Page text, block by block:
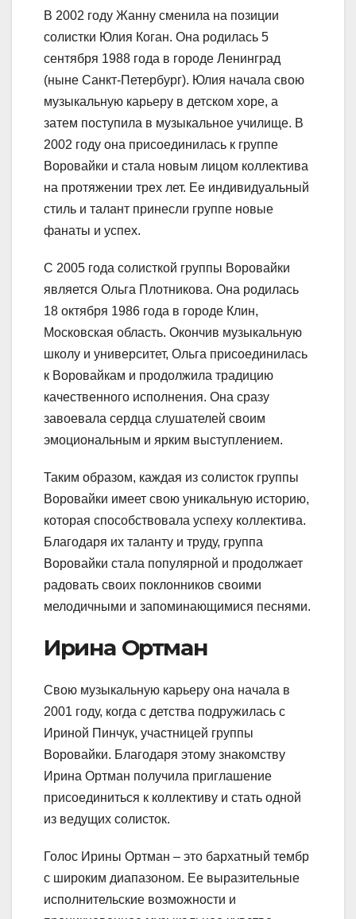
В 2002 году Жанну сменила на позиции
солистки Юлия Коган. Она родилась 5
сентября 1988 года в городе Ленинград
(ныне Санкт-Петербург). Юлия начала свою
музыкальную карьеру в детском хоре, а
затем поступила в музыкальное училище. В
2002 году она присоединилась к группе
Воровайки и стала новым лицом коллектива
на протяжении трех лет. Ее индивидуальный
стиль и талант принесли группе новые
фанаты и успех.
С 2005 года солисткой группы Воровайки
является Ольга Плотникова. Она родилась
18 октября 1986 года в городе Клин,
Московская область. Окончив музыкальную
школу и университет, Ольга присоединилась
к Воровайкам и продолжила традицию
качественного исполнения. Она сразу
завоевала сердца слушателей своим
эмоциональным и ярким выступлением.
Таким образом, каждая из солисток группы
Воровайки имеет свою уникальную историю,
которая способствовала успеху коллектива.
Благодаря их таланту и труду, группа
Воровайки стала популярной и продолжает
радовать своих поклонников своими
мелодичными и запоминающимися песнями.
Ирина Ортман
Свою музыкальную карьеру она начала в
2001 году, когда с детства подружилась с
Ириной Пинчук, участницей группы
Воровайки. Благодаря этому знакомству
Ирина Ортман получила приглашение
присоединиться к коллективу и стать одной
из ведущих солисток.
Голос Ирины Ортман – это бархатный тембр
с широким диапазоном. Ее выразительные
исполнительские возможности и